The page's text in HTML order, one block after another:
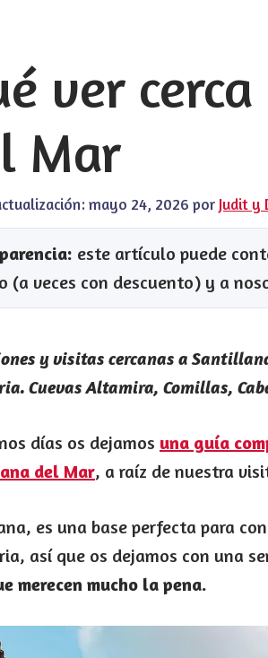
ver
Mar
mayo 24, 2026 por Judit y
este artículo puede
(a veces con descuento) y a
y visitas cercanas a
Cuevas Altamira, Comillas,
días os dejamos una guía
del Mar, a raíz de nuestra
es una base perfecta para
así que os dejamos con una
merecen mucho la pena.